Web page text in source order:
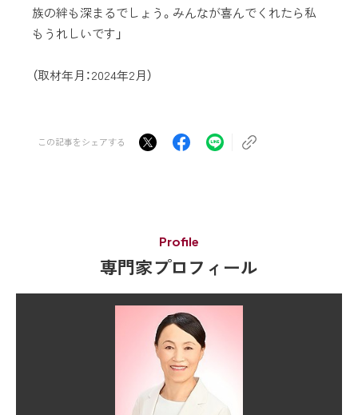
族の絆も深まるでしょう。みんなが喜んでくれたら私
もうれしいです」
（取材年月：2024年2月）
この記事をシェアする
Profile
専門家プロフィール